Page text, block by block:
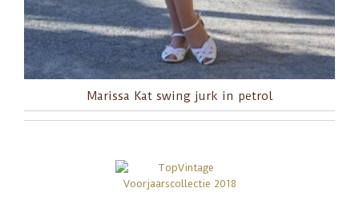
Marissa Kat swing jurk in petrol